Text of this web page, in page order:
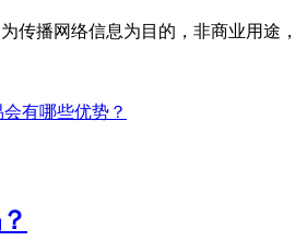
播网络信息为目的，非商业用途
有哪些优势？